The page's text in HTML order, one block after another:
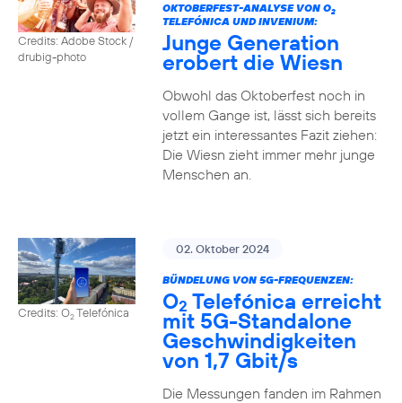
Credits: Adobe Stock /
drubig-photo
OKTOBERFEST-ANALYSE VON O2
TELEFÓNICA UND INVENIUM:
Junge Generation
erobert die Wiesn
Obwohl das Oktoberfest noch in
vollem Gange ist, lässt sich bereits
jetzt ein interessantes Fazit ziehen:
Die Wiesn zieht immer mehr junge
Menschen an.
Credits: O2Telefónica
02. Oktober 2024
BÜNDELUNG VON 5G-FREQUENZEN:
O2 Telefónica erreicht
mit 5G-Standalone
Geschwindigkeiten
von 1,7 Gbit/s
Die Messungen fanden im Rahmen